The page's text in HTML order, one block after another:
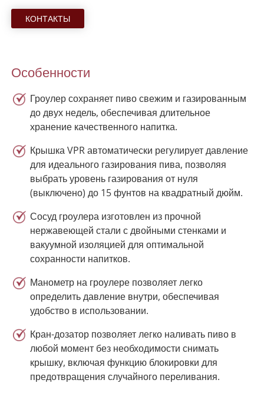
КОНТАКТЫ
Особенности
Гроулер сохраняет пиво свежим и газированным
до двух недель, обеспечивая длительное
хранение качественного напитка.
Крышка VPR автоматически регулирует давление
для идеального газирования пива, позволяя
выбрать уровень газирования от нуля
(выключено) до 15 фунтов на квадратный дюйм.
Сосуд гроулера изготовлен из прочной
нержавеющей стали с двойными стенками и
вакуумной изоляцией для оптимальной
сохранности напитков.
Манометр на гроулере позволяет легко
определить давление внутри, обеспечивая
удобство в использовании.
Кран-дозатор позволяет легко наливать пиво в
любой момент без необходимости снимать
крышку, включая функцию блокировки для
предотвращения случайного переливания.